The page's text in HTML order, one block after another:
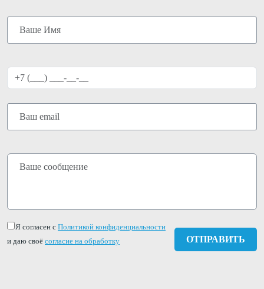
Я согласен с Политикой конфиденциальности
и даю своё согласие на обработку